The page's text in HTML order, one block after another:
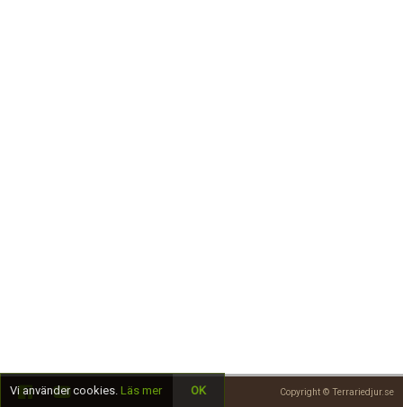
Copyright © Terrariedjur.se
Vi använder cookies. Läs mer OK